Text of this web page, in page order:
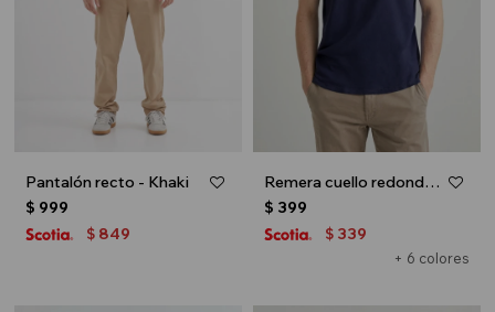
Pantalón recto - Khaki
$ 999
$ 849
Remera cuello redondo ICONIC 150 - Azul marino
+ 6 colores
$ 399
$ 339